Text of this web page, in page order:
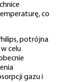
co
potrójna
celu
gazu i